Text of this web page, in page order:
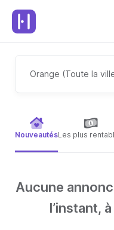
Orange (Toute la
NouveautésLes plus
Aucune
l’instant,